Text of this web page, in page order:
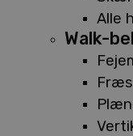
Alle
Walk-